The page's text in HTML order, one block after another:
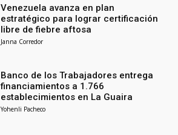
Venezuela avanza en plan
estratégico para lograr certificación
libre de fiebre aftosa
Janna Corredor
Banco de los Trabajadores entrega
financiamientos a 1.766
establecimientos en La Guaira
Yohenli Pacheco